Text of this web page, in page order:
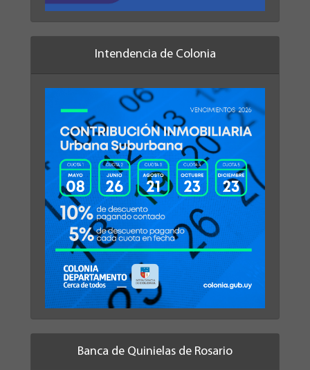
Intendencia de Colonia
Banca de Quinielas de Rosario